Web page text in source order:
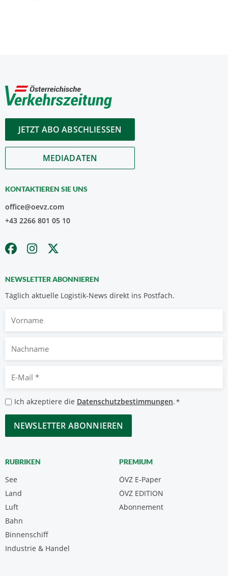
JETZT ABO ABSCHLIESSEN
MEDIADATEN
KONTAKTIEREN SIE UNS
office@oevz.com
+43 2266 801 05 10
NEWSLETTER ABONNIEREN
Täglich aktuelle Logistik-News direkt ins Postfach.
Vorname
Nachname
Mail
*
Datenschutzbestimmungen
*
Ich akzeptiere die Datenschutzbestimmungen.*
CAPTCHA
RUBRIKEN
See
Land
Luft
Bahn
Binnenschiff
Industrie & Handel
PREMIUM
ÖVZ E-Paper
Abonnement
ÖVZ EDITION